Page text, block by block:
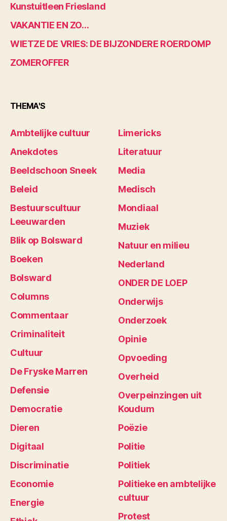
Kunstuitleen Friesland
VAKANTIE EN ZO…
WIETZE DE VRIES: DE BIJZONDERE ROERDOMP
ZOMEROFFER
THEMA'S
Ambtelijke cultuur
Anekdotes
Beeldschoon Sneek
Beleid
Bestuurscultuur
Leeuwarden
Blik op Bolsward
Boeken
Bolsward
Columns
Commentaar
Criminaliteit
Cultuur
De Fryske Marren
Defensie
Democratie
Dieren
Digitaal
Discriminatie
Economie
Energie
Limericks
Literatuur
Media
Medisch
Mondiaal
Muziek
Natuur en milieu
Nederland
ONDER DE LOEP
Onderwijs
Onderzoek
Opinie
Opvoeding
Overheid
Overpeinzingen uit
Koudum
Poëzie
Politie
Politiek
Politieke en ambtelijke
cultuur
Protest